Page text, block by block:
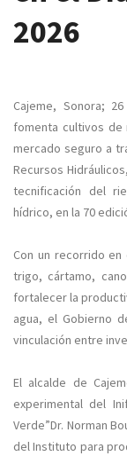
2026
Cajeme, Sonora;
fomenta cultivos de
mercado seguro a
Recursos
tecnificación del
hídrico, en la 70
Con un recorrido
trigo, cártamo,
fortalecer la
agua, el Gobierno
vinculación entre
El alcalde de
experimental del
Verde”Dr. Norman
del Instituto para